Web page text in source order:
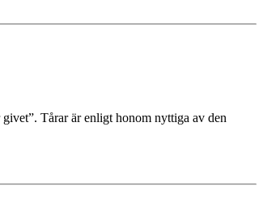
Tårar är enligt honom nyttiga av den